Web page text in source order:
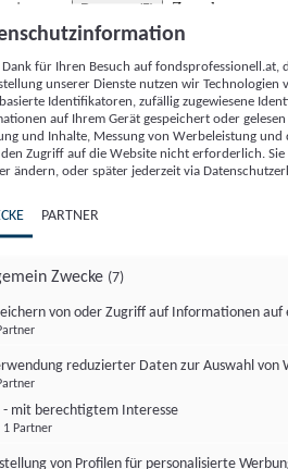
von
Partnern (5)
. Zwecke:
Messung von Werbeleistung
sowie Zielgruppenforschung.
Online-Kennungen (z. B. login-
generierte Kennungen,
können zusammen mit anderen
und Browserinformationen,
Technologien usw.) auf
von dort ausgelesen werden, um es
wenn es eine App oder einer Webseite
oder mehrere der hier aufgeführten
Dank für Ihren Besuch auf
unserer Dienste nutzen wir Technologien
Identifikatoren, zufällig zugewiesene
auf Ihrem Gerät gespeichert oder
und Inhalte, Messung von Werbeleistung
Zugriff auf die Website nicht erforderlich.
ändern, oder später jederzeit via
PARTNER
Zwecke (7)
von oder Zugriff auf Informationen auf
reduzierter Daten zur Auswahl von
- mit berechtigtem Interesse
1 Partner
von Profilen für personalisierte